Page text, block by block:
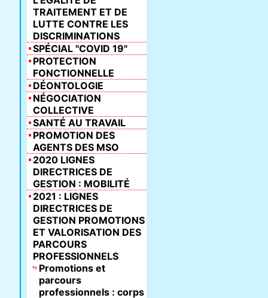
TRAITEMENT ET DE
LUTTE CONTRE LES
DISCRIMINATIONS
SPÉCIAL "COVID 19"
PROTECTION
FONCTIONNELLE
DÉONTOLOGIE
NÉGOCIATION
COLLECTIVE
SANTÉ AU TRAVAIL
PROMOTION DES
AGENTS DES MSO
2020 LIGNES
DIRECTRICES DE
GESTION : MOBILITÉ
2021 : LIGNES
DIRECTRICES DE
GESTION PROMOTIONS
ET VALORISATION DES
PARCOURS
PROFESSIONNELS
Promotions et
parcours
professionnels : corps